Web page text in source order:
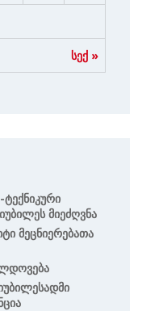
სექ »
Მიეძღვნა
Მეცნიერებათა